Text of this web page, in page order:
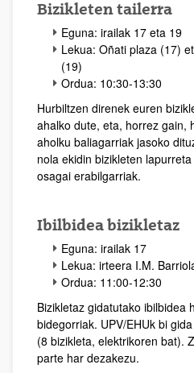
Bizikleten tailerra
Eguna: irailak 17 eta 19
Lekua: Oñati plaza (17)
(19)
Ordua: 10:30-13:30
Hurbiltzen direnek euren
ahalko dute, eta, horrez gain,
aholku baliagarriak jasoko
nola ekidin bizikleten
osagai erabilgarriak.
Ibilbidea bizikletaz
Eguna: irailak 17
Lekua: irteera I.M.
Ordua: 11:00-12:30
Bizikletaz gidatutako ibilbidea
bidegorriak. UPV/EHUk bi
(8 bizikleta, elektrikoren bat).
parte har dezakezu.